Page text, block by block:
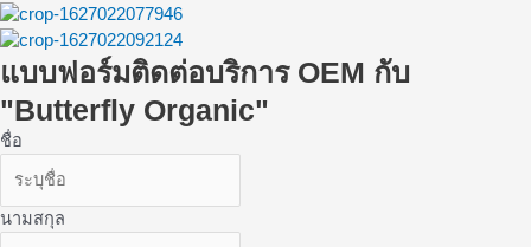
แบบฟอร์มติดต่อบริการ OEM กับ
"Butterfly Organic"
ชื่อ
นามสกุล